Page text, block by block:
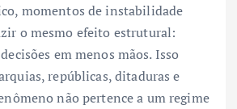
momentos de instabilidade
o mesmo efeito estrutural:
em menos mãos. Isso
repúblicas, ditaduras e
não pertence a um regime